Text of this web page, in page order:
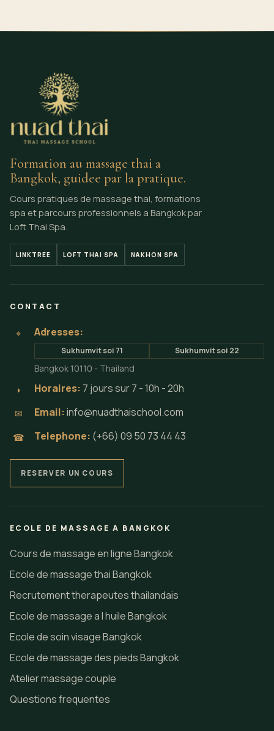
Formation au massage thai a
Bangkok, guidee par la pratique.
Cours pratiques de massage thai, formations
spa et parcours professionnels a Bangkok par
Loft Thai Spa.
LINKTREE LOFT THAI SPA NAKHON SPA
CONTACT
⌖ Adresses:
Sukhumvit soi 71 Sukhumvit soi 22
Bangkok 10110 - Thailand
◗ Horaires: 7 jours sur 7 - 10h - 20h
✉ Email:info@nuadthaischool.com
☎ Telephone: (+66) 09 50 73 44 43
RESERVER UN COURS
ECOLE DE MASSAGE A BANGKOK
Cours de massage en ligne Bangkok
Ecole de massage thai Bangkok
Recrutement therapeutes thailandais
Ecole de massage a l huile Bangkok
Ecole de soin visage Bangkok
Ecole de massage des pieds Bangkok
Atelier massage couple
Questions frequentes